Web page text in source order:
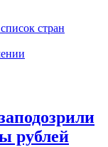
стран
рублей